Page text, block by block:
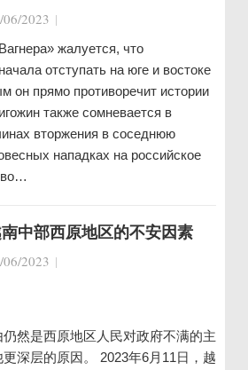
06/2023 |
жалуется, что
отступать на юге и востоке
он прямо противоречит истории
также сомневается в
вторжения в соседнюю
нападках на российское
中部西原地区的不安因素
06/2023 |
然是西原地区人民对政府不满的主
深层的原因。 2023年6月11日，越